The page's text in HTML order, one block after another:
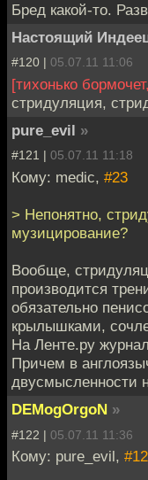
Бред какой-то.
Настоящий
#120 | 05.07.11 11:06
[тихонько
стридуляция,
pure_evil »
#121 | 05.07.11 11:18
Кому: medic, #23
> Непонятно,
музицирование?
Вообще,
производится
обязательно
крылышками,
На Ленте.ру
Причем в
двусмысленности
DEMogOrgoN »
#122 | 05.07.11 11:36
Кому: pure_evil,